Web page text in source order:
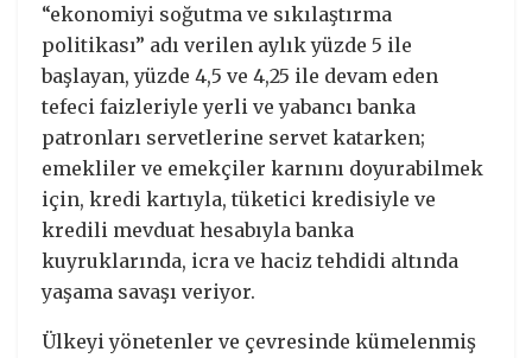
“ekonomiyi soğutma ve sıkılaştırma
politikası” adı verilen aylık yüzde 5 ile
başlayan, yüzde 4,5 ve 4,25 ile devam eden
tefeci faizleriyle yerli ve yabancı banka
patronları servetlerine servet katarken;
emekliler ve emekçiler karnını doyurabilmek
için, kredi kartıyla, tüketici kredisiyle ve
kredili mevduat hesabıyla banka
kuyruklarında, icra ve haciz tehdidi altında
yaşama savaşı veriyor.
Ülkeyi yönetenler ve çevresinde kümelenmiş